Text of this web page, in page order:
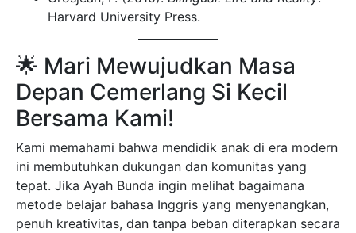
ini membutuhkan dukungan dan komunitas yang
tepat. Jika Ayah Bunda ingin melihat bagaimana
penuh kreativitas, dan tanpa beban diterapkan secara
nyata, kami ada untuk Anda!
🚀 AMANKAN KURSI UNTUK MASA
DEPAN SI KECIL HARI INI! 🚀
Yuk, jadi bagian dari keluarga besar
Kampung Inggris MM! Kami memiliki